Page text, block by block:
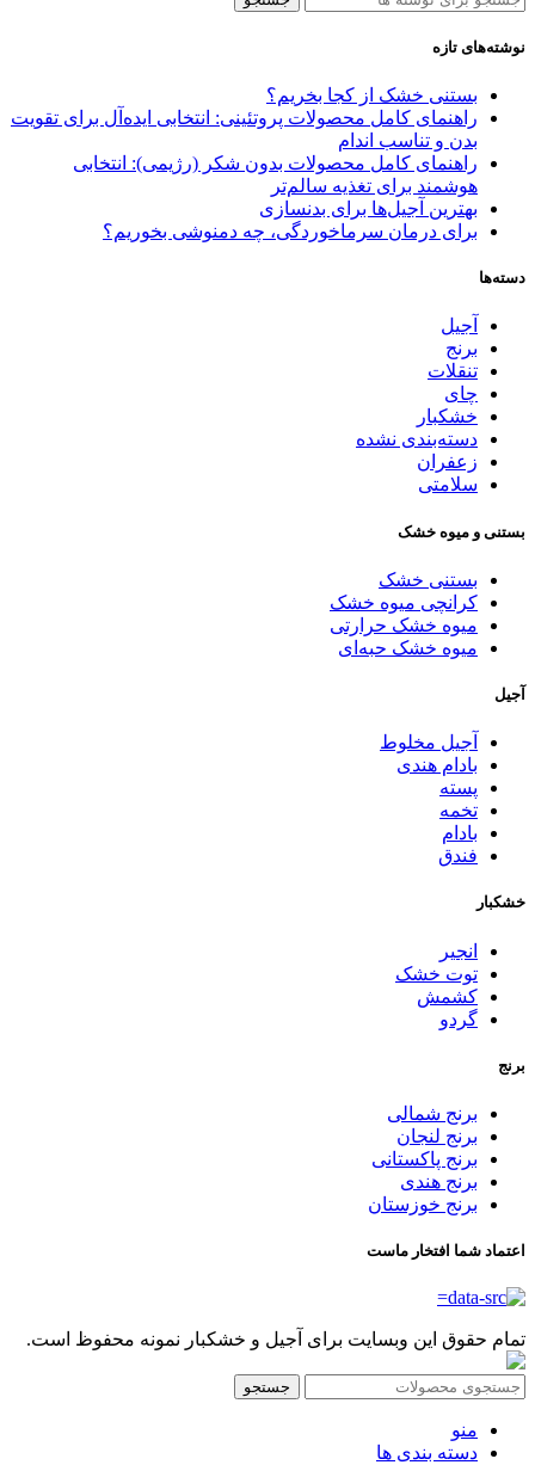
نوشته‌های تازه
بستنی خشک از کجا بخریم؟
راهنمای کامل محصولات پروتئینی: انتخابی ایده‌آل برای تقویت
بدن و تناسب اندام
راهنمای کامل محصولات بدون شکر (رژیمی): انتخابی
هوشمند برای تغذیه سالم‌تر
بهترین آجیل‌ها برای بدنسازی
برای درمان سرماخوردگی، چه دمنوشی بخوریم؟
دسته‌ها
آجیل
برنج
تنقلات
چای
خشکبار
دسته‌بندی نشده
زعفران
سلامتی
بستنی و میوه خشک
بستنی خشک
کرانچی میوه خشک
میوه خشک حرارتی
میوه خشک حبه‌ای
آجیل
آجیل مخلوط
بادام هندی
پسته
تخمه
بادام
فندق
خشکبار
انجیر
توت خشک
کشمش
گردو
برنج
برنج شمالی
برنج لنجان
برنج پاکستانی
برنج هندی
برنج خوزستان
اعتماد شما افتخار ماست
تمام حقوق این وبسایت برای آجیل و خشکبار نمونه محفوظ است.
جستجو
منو
دسته بندی ها